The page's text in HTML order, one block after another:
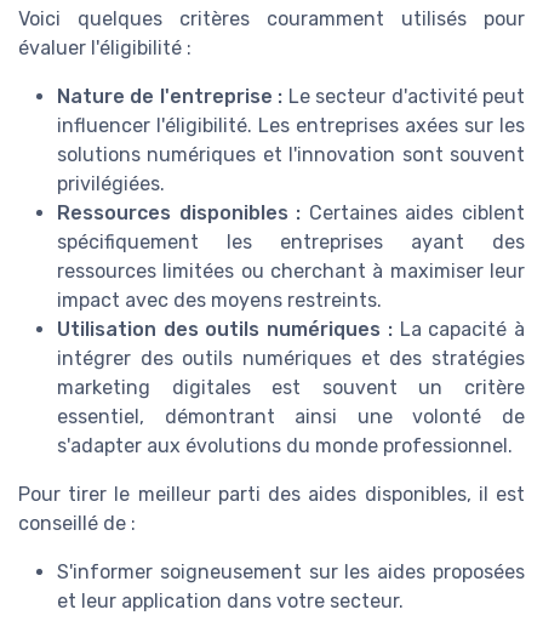
Voici quelques critères couramment utilisés pour
évaluer l'éligibilité :
Nature de l'entreprise : Le secteur d'activité peut
influencer l'éligibilité. Les entreprises axées sur les
solutions numériques et l'innovation sont souvent
privilégiées.
Ressources disponibles : Certaines aides ciblent
spécifiquement les entreprises ayant des
ressources limitées ou cherchant à maximiser leur
impact avec des moyens restreints.
Utilisation des outils numériques :La capacité à
intégrer des outils numériques et des stratégies
marketing digitales est souvent un critère
essentiel, démontrant ainsi une volonté de
s'adapter aux évolutions du monde professionnel.
Pour tirer le meilleur parti des aides disponibles, il est
conseillé de :
S'informer soigneusement sur les aides proposées
et leur application dans votre secteur.